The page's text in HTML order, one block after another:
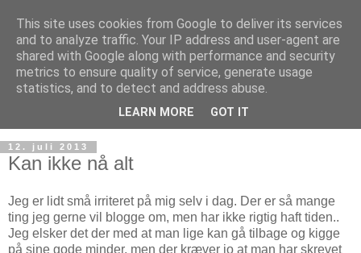
12. juli 2013
Kan ikke nå alt
Jeg er lidt små irriteret på mig selv i dag. Der er så mange
ting jeg gerne vil blogge om, men har ikke rigtig haft tiden..
Jeg elsker det der med at man lige kan gå tilbage og kigge
på sine gode minder, men der kræver jo at man har skrevet
This site uses cookies from Google to deliver its services
and to analyze traffic. Your IP address and user-agent are
shared with Google along with performance and security
metrics to ensure quality of service, generate usage
statistics, and to detect and address abuse.
LEARN MORE GOT IT